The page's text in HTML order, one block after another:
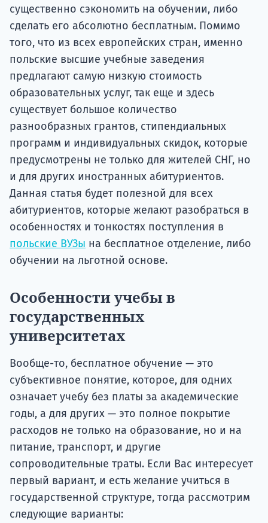
существенно сэкономить на обучении, либо
сделать его абсолютно бесплатным. Помимо
того, что из всех европейских стран, именно
польские высшие учебные заведения
предлагают самую низкую стоимость
образовательных услуг, так еще и здесь
существует большое количество
разнообразных грантов, стипендиальных
программ и индивидуальных скидок, которые
предусмотрены не только для жителей СНГ, но
и для других иностранных абитуриентов.
Данная статья будет полезной для всех
абитуриентов, которые желают разобраться в
особенностях и тонкостях поступления в
польские ВУЗы на бесплатное отделение, либо
обучении на льготной основе.
Особенности учебы в
государственных
университетах
Вообще-то, бесплатное обучение — это
субъективное понятие, которое, для одних
означает учебу без платы за академические
годы, а для других — это полное покрытие
расходов не только на образование, но и на
питание, транспорт, и другие
сопроводительные траты. Если Вас интересует
первый вариант, и есть желание учиться в
государственной структуре, тогда рассмотрим
следующие варианты: